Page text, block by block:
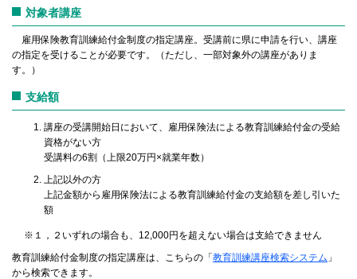
対象者講座
雇用保険教育訓練給付金制度の指定講座。受講前に県に申請を行い、講座
の指定を受けることが必要です。（ただし、一部対象外の講座がありま
す。）
支給額
講座の受講開始日において、雇用保険法による教育訓練給付金の受給
資格がない方
受講料の6割（上限20万円×就業年数）
上記以外の方
上記金額から雇用保険法による教育訓練給付金の支給額を差し引いた
額
※１，２いずれの場合も、12,000円を超えない場合は支給できません
教育訓練給付金制度の指定講座は、こちらの「教育訓練講座検索システム 」
から検索できます。